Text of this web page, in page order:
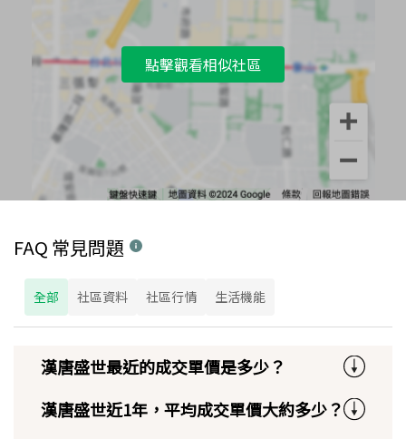
點擊觀看相似社區
FAQ 常見問題
全部 社區資料 社區行情 生活機能
漢唐盛世最近的成交單價是多少？
漢唐盛世近1年，平均成交單價大約多少？